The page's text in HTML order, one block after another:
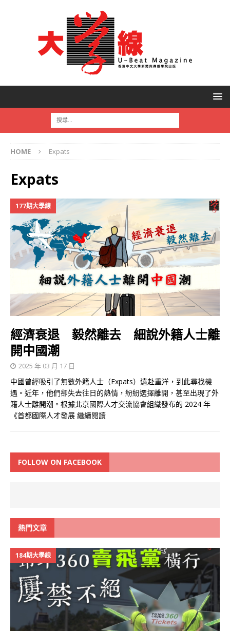
HOME Expats
Expats
177期大學線
經濟衰退 毅然離去 細說外籍人士離
開中國潮
2025 年 03 月 17 日
中國曾經吸引了無數外籍人士（Expats）遠赴重洋，到此尋找機
遇。近年，他們卻失去往日的熱情，紛紛選擇離開，甚至出現了外
籍人士離開潮。根據北京國際人才交流協會組織發布的 2024 年
《首都國際人才發展 繼續閱讀
FOLLOW ON FACEBOOK
熱門文章
184期大學線